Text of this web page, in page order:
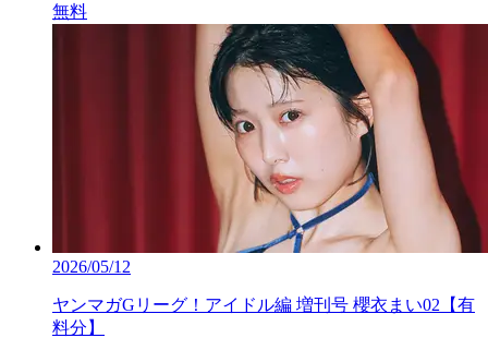
無料
2026/05/12
ヤンマガGリーグ！アイドル編 増刊号 櫻衣まい02【有
料分】